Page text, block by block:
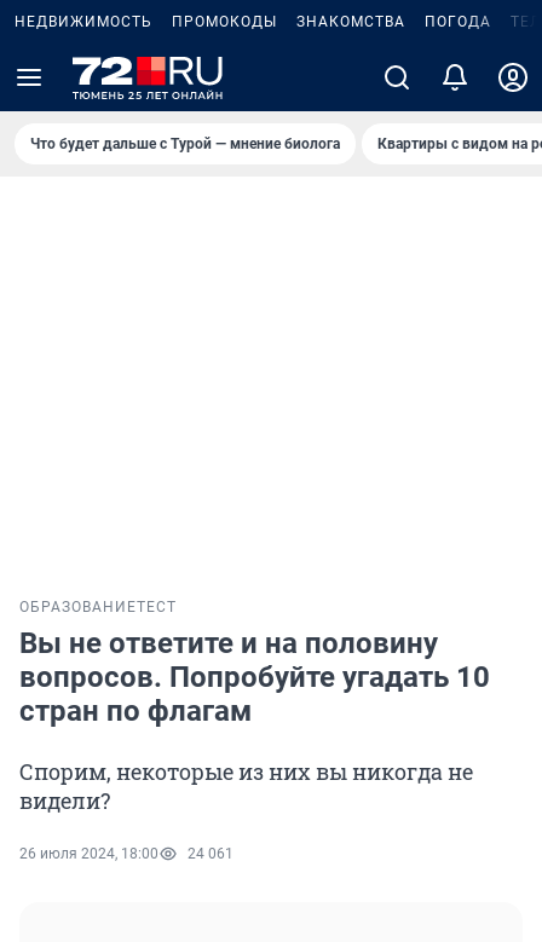
НЕДВИЖИМОСТЬ ПРОМОКОДЫ ЗНАКОМСТВА ПОГОДА
Что будет дальше с Турой — мнение биолога Квартиры с видом на
ОБРАЗОВАНИЕТЕСТ
Вы не ответите и на половину
вопросов. Попробуйте угадать 10
стран по флагам
Спорим, некоторые из них вы никогда не
видели?
26 июля 2024, 18:00 24 061